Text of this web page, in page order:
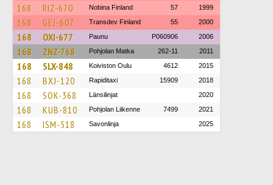
168 RIZ-670 Nobina Finland 57 1999
168 GEJ-607 Transdev Finland 55 2000
168 OXI-677 Paunu P060906 2006
168 ZNZ-768 Pohjolan Matka 262-11 2011
168 SLX-848 Koiviston Oulu 4612 2015
168 BXJ-120 Rapiditaxi 15909 2018
168 SOK-368 Länsilinjat 2020
168 KUB-810 Pohjolan Liikenne 7499 2021
168 ISM-518 Savonlinja 2025